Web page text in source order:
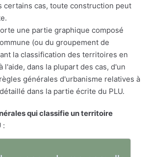
certains cas, toute construction peut
une partie graphique composé
(ou du groupement de
la classification des territoires en
l'aide, dans la plupart des cas, d'un
générales d'urbanisme relatives à
dans la partie écrite du PLU.
qui classifie un territoire
: